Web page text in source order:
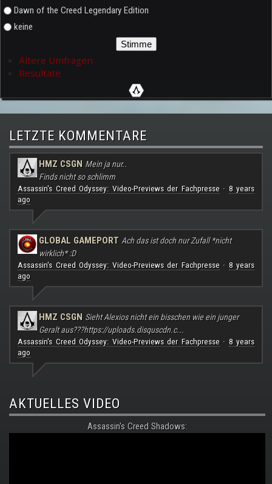
Dawn of the Creed Legendary Edition
keine
Ältere Umfragen
Resultate
LETZTE KOMMENTARE
HMZ CSGN Mein ja nur..
Finds nicht so schlimm
Assassin's Creed Odyssey: Video-Previews der Fachpresse· 8 years
ago
GLOBAL GAMEPORT Ach das ist doch nur Zufall *nicht
wirklich* :D
Assassin's Creed Odyssey: Video-Previews der Fachpresse· 8 years
ago
HMZ CSGN Sieht Alexios nicht ein bisschen wie ein junger
Geralt aus???https://uploads.disquscdn.c...
Assassin's Creed Odyssey: Video-Previews der Fachpresse· 8 years
ago
AKTUELLES VIDEO
Assassin's Creed Shadows: